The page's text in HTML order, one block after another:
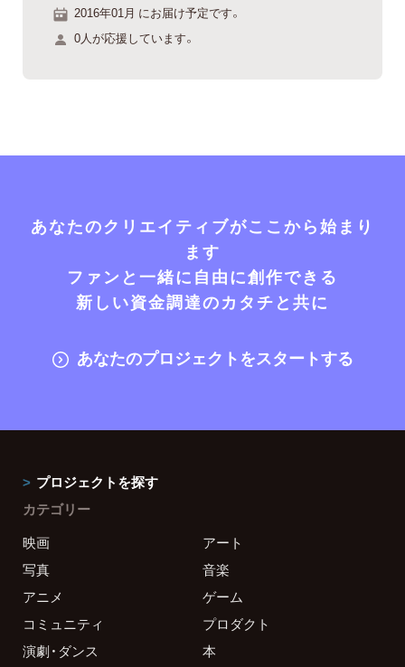
2016年01月 にお届け予定です。
0人が応援しています。
あなたのクリエイティブがここから始まり
ます
ファンと一緒に自由に創作できる
新しい資金調達のカタチと共に
あなたのプロジェクトをスタートする
プロジェクトを探す
カテゴリー
映画
アート
写真
音楽
アニメ
ゲーム
コミュニティ
プロダクト
演劇・ダンス
本